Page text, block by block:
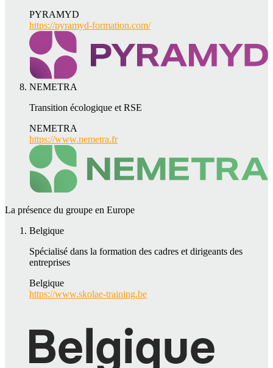
PYRAMYD
https://pyramyd-formation.com/
NEMETRA
Transition écologique et RSE
NEMETRA
https://www.nemetra.fr
La présence du groupe en Europe
Belgique
Spécialisé dans la formation des cadres et dirigeants des
entreprises
Belgique
https://www.skolae-training.be